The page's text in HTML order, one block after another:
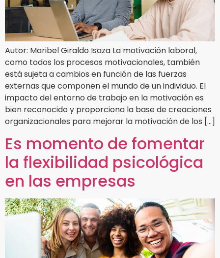
Autor: Maribel Giraldo Isaza La motivación laboral,
como todos los procesos motivacionales, también
está sujeta a cambios en función de las fuerzas
externas que componen el mundo de un individuo. El
impacto del entorno de trabajo en la motivación es
bien reconocido y proporciona la base de creaciones
organizacionales para mejorar la motivación de los […]
Es momento de fomentar
la flexibilidad psicológica
en las empresas